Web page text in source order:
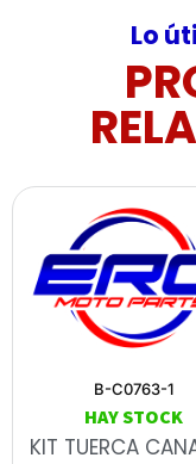
Lo
B-C0763-1
HAY STOCK
KIT TUERCA